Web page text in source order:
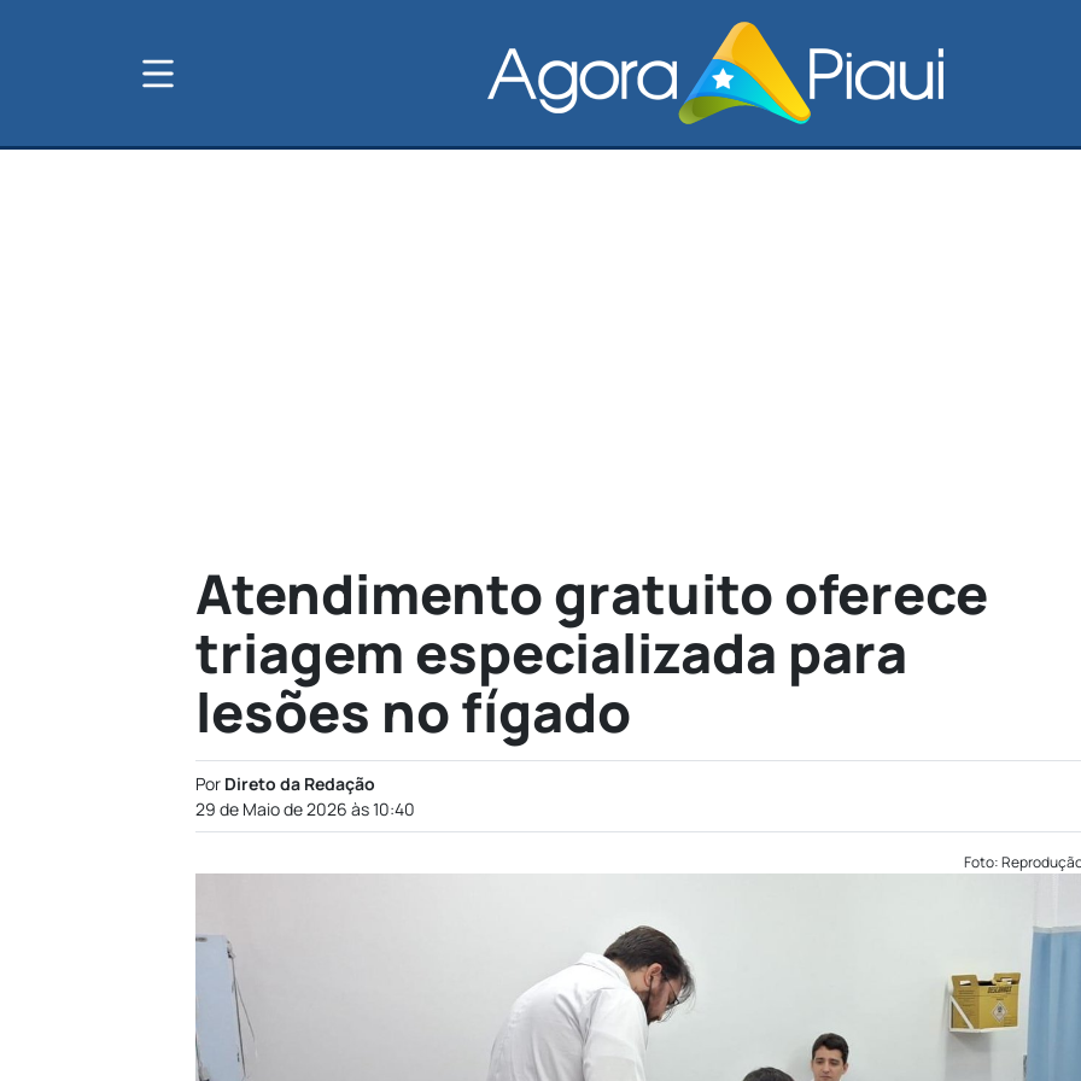
Atendimento gratuito oferece
triagem especializada para
lesões no fígado
Por Direto da Redação
29 de Maio de 2026 às 10:40
Foto: